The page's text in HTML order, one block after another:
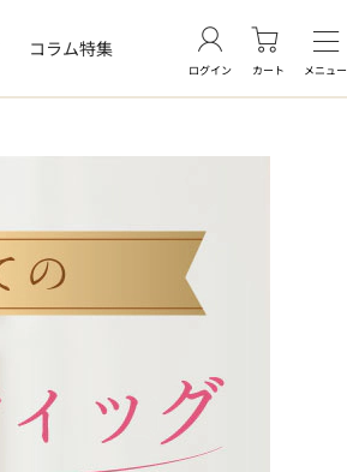
コラム特集
ログイン カート メニュー